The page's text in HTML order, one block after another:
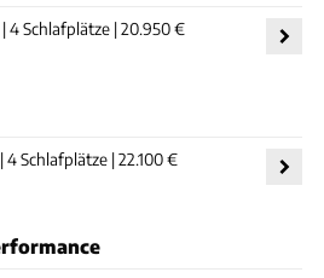
4 Schlafplätze | 20.950 €
4 Schlafplätze | 22.100 €